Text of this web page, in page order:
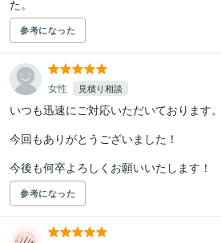
た。
参考になった
女性 見積り相談
いつも迅速にご対応いただいております。
今回もありがとうございました！
今後も何卒よろしくお願いいたします！
参考になった